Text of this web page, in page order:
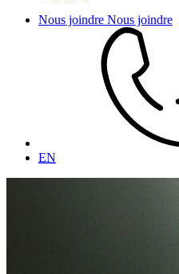
Nous joindre Nous joindre
EN